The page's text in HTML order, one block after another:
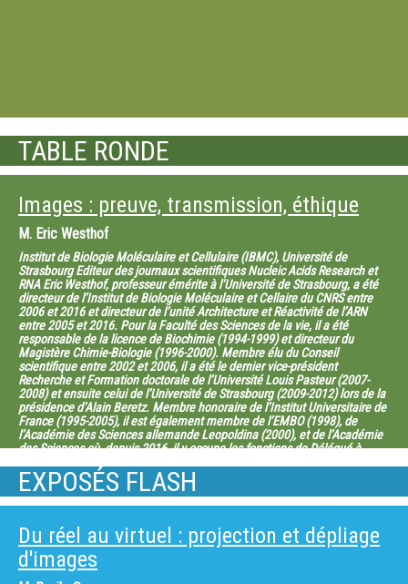
TABLE RONDE
Images : preuve, transmission, éthique
M. Eric Westhof
Institut de Biologie Moléculaire et Cellulaire (IBMC), Université de
Strasbourg Editeur des journaux scientifiques Nucleic Acids Research et
RNA Eric Westhof, professeur émérite à l’Université de Strasbourg, a été
directeur de l’Institut de Biologie Moléculaire et Cellaire du CNRS entre
2006 et 2016 et directeur de l’unité Architecture et Réactivité de l’ARN
entre 2005 et 2016. Pour la Faculté des Sciences de la vie, il a été
responsable de la licence de Biochimie (1994-1999) et directeur du
Magistère Chimie-Biologie (1996-2000). Membre élu du Conseil
scientifique entre 2002 et 2006, il a été le dernier vice-président
Recherche et Formation doctorale de l’Université Louis Pasteur (2007-
2008) et ensuite celui de l’Université de Strasbourg (2009-2012) lors de la
présidence d’Alain Beretz. Membre honoraire de l’Institut Universitaire de
France (1995-2005), il est également membre de l’EMBO (1998), de
l’Académie des Sciences allemande Leopoldina (2000), et de l’Académie
des Sciences où, depuis 2016, il y occupe les fonctions de Délégué à
et de RNA.
M. François-xavier Vives
travaille à Paris. Diplômé de l’école Louis Lumière (Vaugirard) en 1991, il
aborde la réalisation par le documentaire de création avec des projets
traversés par la question de l’identité. C’est ce qui sera aussi au cœur de
EXPOSÉS FLASH
Du réel au virtuel : projection et dépliage
d'images